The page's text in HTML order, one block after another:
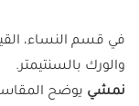
في قسم النساء،
والورك بالسنتيمتر.
نمشي